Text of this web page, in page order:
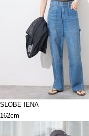
SLOBE IENA
162cm